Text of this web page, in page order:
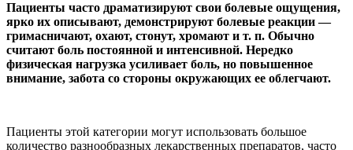
Пациенты часто драматизируют свои болевые ощущения,
ярко их описывают, демонстрируют болевые реакции —
гримасничают, охают, стонут, хромают и т. п. Обычно
считают боль постоянной и интенсивной. Нередко
физическая нагрузка усиливает боль, но повышенное
внимание, забота со стороны окружающих ее облегчают.
Пациенты этой категории могут использовать большое
количество разнообразных лекарственных препаратов, часто